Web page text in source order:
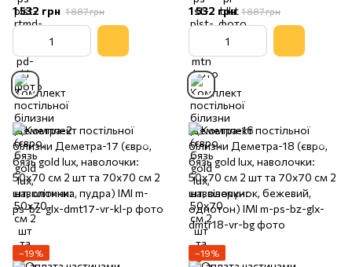
наволочки: 50х70 см 2 шт та
70х70 см 2 шт, троянди,
бежевий) IMI
1 532 грн 1 887 грн
lux, наволочки: 50х70 см 2 шт
та 70х70 см 2 шт, зірки,
чорний) IMI
1 532 грн 1 887 грн
−19% −19%